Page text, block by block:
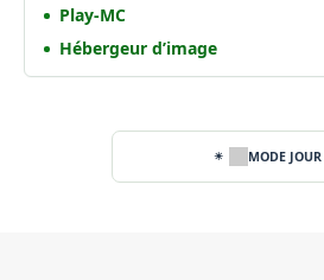
Play-MC
Hébergeur d’image
MODE JOUR